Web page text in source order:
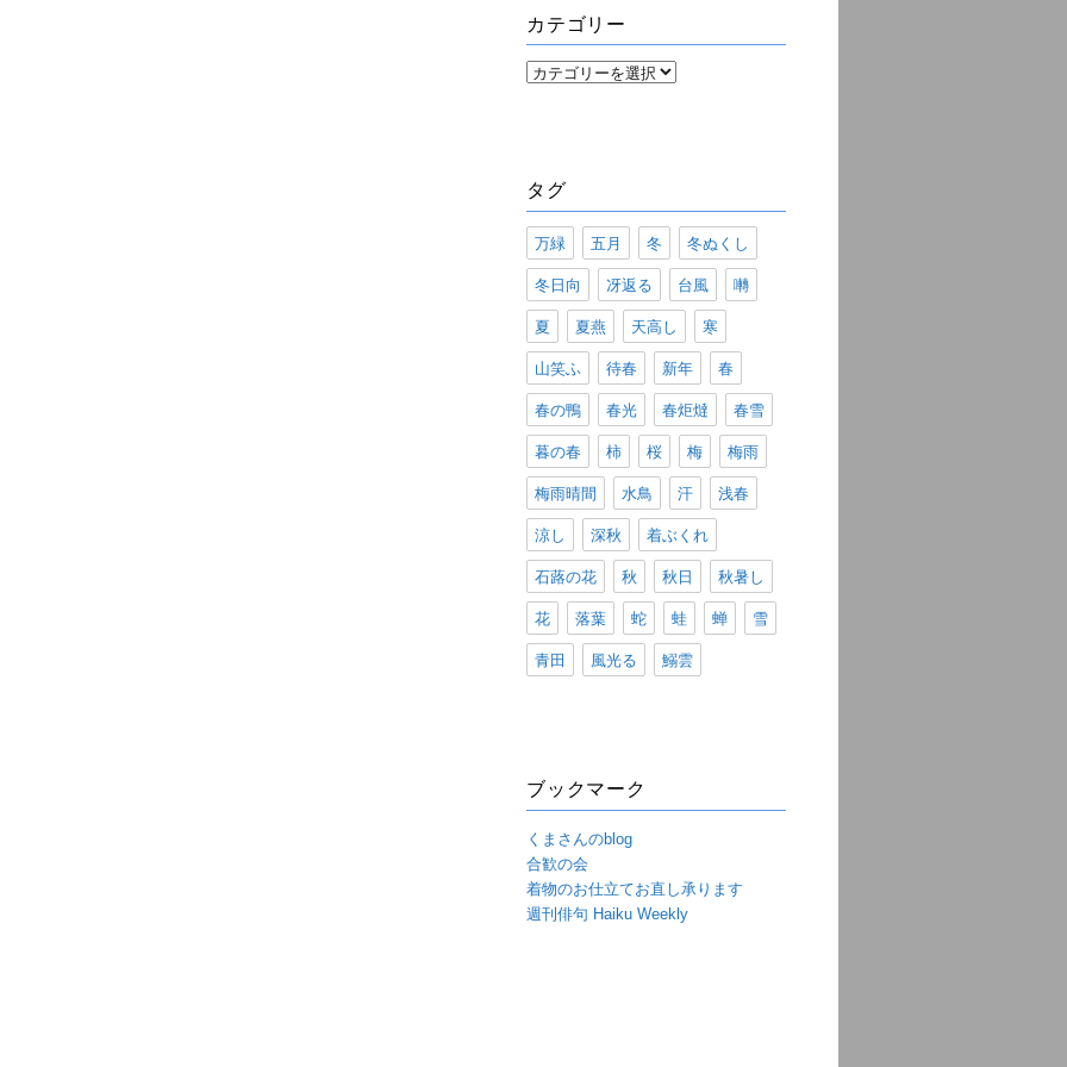
カテゴリー
カ
タグ
万緑 五月 冬 冬ぬくし
冬日向 冴返る 台風 囀
夏 夏燕 天高し 寒
山笑ふ 待春 新年 春
春の鴨 春光 春炬燵 春雪
暮の春 柿 桜 梅 梅雨
梅雨晴間 水鳥 汗 浅春
涼し 深秋 着ぶくれ
石蕗の花 秋 秋日 秋暑し
花 落葉 蛇 蛙 蝉 雪
青田 風光る 鰯雲
ブックマーク
くまさんのblog
合歓の会
着物のお仕立てお直し承ります
週刊俳句 Haiku Weekly